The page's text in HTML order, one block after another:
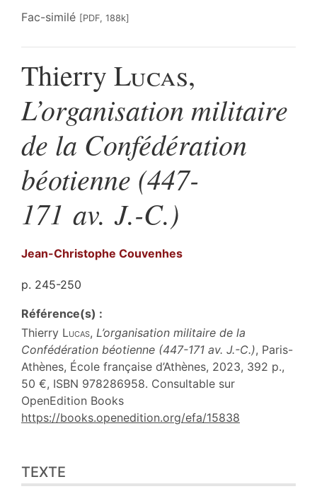
Fac-similé [PDF, 188k]
Thierry Lucas,
L’organisation militaire
de la Confédération
béotienne (447-
171 av. J.-C.)
Jean-Christophe Couvenhes
p. 245-250
Référence(s) :
Thierry Lucas, L’organisation militaire de la
Confédération béotienne (447-171 av. J.-C.), Paris-
Athènes, École française d’Athènes, 2023, 392 p.,
50 €, ISBN 978286958. Consultable sur
OpenEdition Books
https://books.openedition.org/efa/15838
Notes
TEXTE